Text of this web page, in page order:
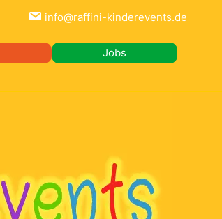
info@raffini-kinderevents.de
Jobs